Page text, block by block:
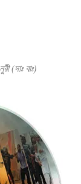
(দাঃ বাঃ)